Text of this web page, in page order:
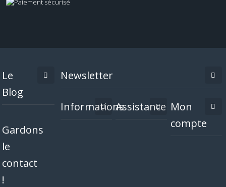
Le
Blog
Gardons
le
contact
!
Newsletter
InformationsAssistance Mon
compte